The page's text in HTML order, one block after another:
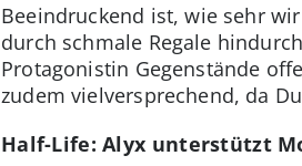
Beeindruckend ist, wie sehr
durch schmale Regale
Protagonistin Gegenstände
zudem vielversprechend, da
Half-Life: Alyx unterstützt